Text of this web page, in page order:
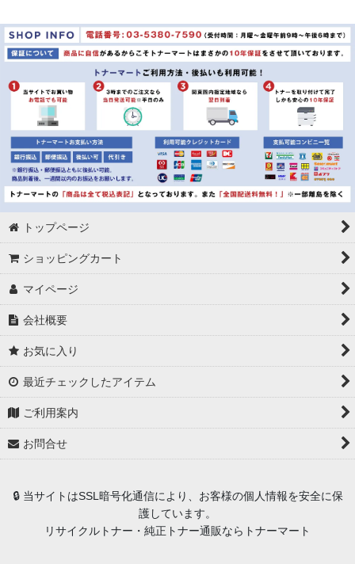
オキ TNR-C3LK2 リサイクルトナー ■ブラック【大容量】
オキ TNR-C3LY2 リサイクルトナー ■イエロー【大容量】
オキ TNR-C3LM2 リサイクルトナー ■マゼンダ【大容量】
オキ TNR-C3LC2 リサイクルトナー ■シアン【大容量】
オキ ID-C3LK リサイクル イメージドラム ■ブラック
オキ ID-C3LY リサイクル イメージドラム ■イエロー
オキ ID-C3LM リサイクル イメージドラム ■マゼンダ
オキ ID-C3LC リサイクル イメージドラム ■シアン
オキ TNR-C3LK2 純正トナー ■ブラック【大容量】
オキ TNR-C3LM2 純正トナー ■マゼンダ【大容量】
オキ TNR-C3LK1 純正トナー ■ブラック
オキ TNR-C3LK3 純正トナー ■ブラック【小容量】
オキ TNR-C3LY1 純正トナー ■イエロー
オキ TNR-C3LM1 純正トナー ■マゼンダ
オキ TNR-C3LC1 純正トナー ■シアン
オキ TNR-C3LM3 純正トナー ■マゼンダ【小容量】
オキ TNR-C3LC3 純正トナー ■シアン【小容量】
オキ ID-C3LK 純正 イメージドラム ■ブラック
オキ ID-C3LY 純正 イメージドラム ■イエロー
オキ ID-C3LM 純正 イメージドラム ■マゼンダ
トップページ
ショッピングカート
マイページ
会社概要
お気に入り
最近チェックしたアイテム
ご利用案内
お問合せ
🔒 当サイトはSSL暗号化通信により、お客様の個人情報を安全に保
護しています。
リサイクルトナー・純正トナー通販ならトナーマート